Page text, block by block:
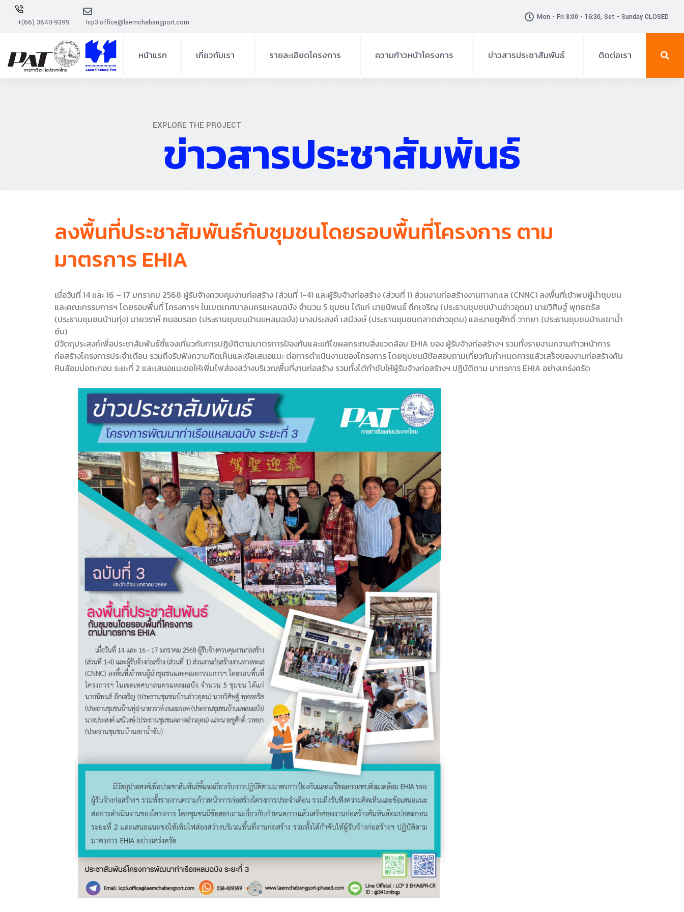
+(66) 3840-9399 Icp3.office@laemchabangport.com
Mon - Fri 8:00 - 16:30, Set - Sunday CLOSED
หน้าแรก เกี่ยวกับเรา รายละเอียดโครงการ
ที่ตั้งโครงการ
เป้าหมายของโครงการฯ
ความก้าวหน้าโครงการ ข่าวสารประชาสัมพันธ์
ข่าวสาร-ประกาศ
วีดิทัศน์
ติดต่อเรา
EXPLORE THE PROJECT
ข่าวสารประชาสัมพันธ์
ลงพื้นที่ประชาสัมพันธ์กับชุมชนโดยรอบพื้นที่โครงการ ตาม
มาตรการ EHIA
เมื่อวันที่ 14 และ 16 – 17 มกราคม 2568 ผู้รับจ้างควบคุมงานก่อสร้าง (ส่วนที่ 1-4) และผู้รับจ้างก่อสร้าง (ส่วนที่ 1) ส่วนงานก่อสร้างงานทางทะเล (CNNC) ลงพื้นที่เข้าพบผู้นําชุมชน
และคณะกรรมการฯ โดยรอบพื้นที่ โครงการฯ ในเขตเทศบาลนครแหลมฉบัง จํานวน 5 ชุมชน ได้แก่ นายนิพนธ์ ถึกเจริญ (ประธานชุมชนบ้านอ่าวอุดม) นายวิศิษฐ์ พุทธตรัส
(ประธานชุมชนบ้านทุ่ง) นายวราห์ ถนอมรอด (ประธานชุมชนบ้านแหลมฉบัง) นางประสงค์ เสนีวงษ์ (ประธานชุมชนตลาดอ่าวอุดม) และนายชูศักดิ์ วาทยา (ประธานชุมชนบ้านเขานํ้า
ซับ)
มีวัตถุประสงค์เพื่อประชาสัมพันธ์ชี้แจงเกี่ยวกับการปฏิบัติตามมาตรการป้องกันและแก้ไขผลกระทบสิ่งแวดล้อม EHIA ของ ผู้รับจ้างก่อสร้างฯ รวมทั้งรายงานความก้าวหน้าการ
ก่อสร้างโครงการประจําเดือน รวมถึงรับฟังความคิดเห็นและข้อเสนอแนะ ต่อการดําเนินงานของโครงการ โดยชุมชนมีข้อสอบถามเกี่ยวกับกําหนดการแล้วเสร็จของงานก่อสร้างคัน
หินล้อมบ่อตะกอน ระยะที่ 2 และเสนอแนะขอให้เพิ่มไฟส่องสว่างบริเวณพื้นที่งานก่อสร้าง รวมทั้งได้กําชับให้ผู้รับจ้างก่อสร้างฯ ปฏิบัติตาม มาตรการ EHIA อย่างเคร่งครัด